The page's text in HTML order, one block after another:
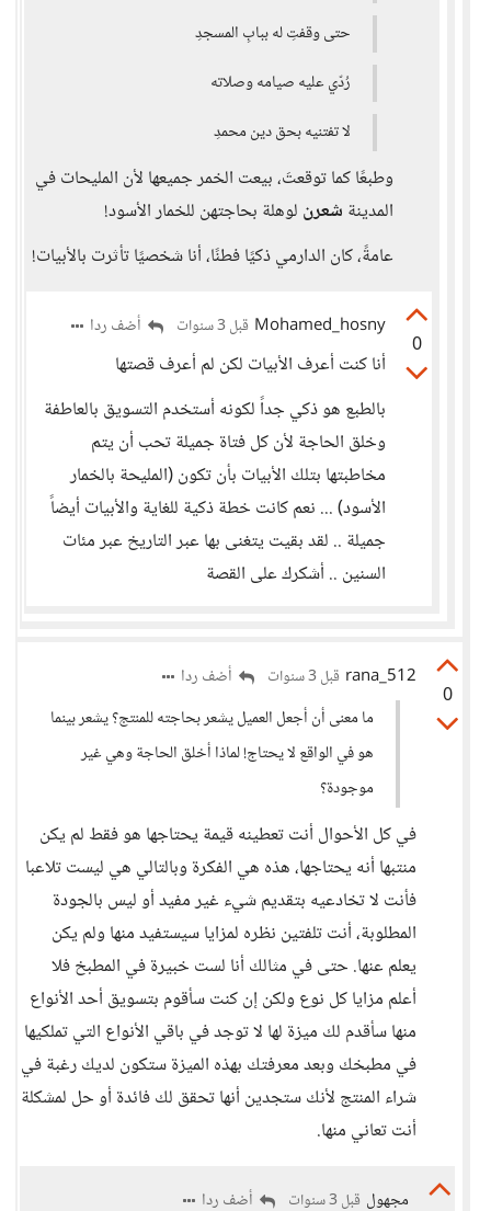
حتى وقفتِ له ببابِ المسجدِ
رُدّي عليه صيامه وصلاته
لا تفتنيه بحق دين محمدِ
وطبعًا كما توقعتَ، بيعت الخمر جميعها لأن المليحات في
المدينة شعرن لوهلة بحاجتهن للخمار الأسود!
عامةً، كان الدارمي ذكيًا فطنًا، أنا شخصيًا تأثرت بالأبيات!
0
Mohamed_hosny قبل 3 سنوات أضف ردا
أنا كنت أعرف الأبيات لكن لم أعرف قصتها
بالطبع هو ذكي جداً لكونه أستخدم التسويق بالعاطفة
وخلق الحاجة لأن كل فتاة جميلة تحب أن يتم
مخاطبتها بتلك الأبيات بأن تكون (المليحة بالخمار
الأسود) ... نعم كانت خطة ذكية للغاية والأبيات أيضاً
جميلة .. لقد بقيت يتغنى بها عبر التاريخ عبر مئات
السنين .. أشكرك على القصة
0
rana_512 قبل 3 سنوات
أضف ردا
ما معنى أن أجعل العميل يشعر بحاجته للمنتج؟ يشعر بينما
هو في الواقع لا يحتاج! لماذا أخلق الحاجة وهي غير
موجودة؟
في كل الأحوال أنت تعطينه قيمة يحتاجها هو فقط لم يكن
منتبها أنه يحتاجها، هذه هي الفكرة وبالتالي هي ليست تلاعبا
فأنت لا تخادعيه بتقديم شيء غير مفيد أو ليس بالجودة
المطلوبة، أنت تلفتين نظره لمزايا سيستفيد منها ولم يكن
يعلم عنها. حتى في مثالك أنا لست خبيرة في المطبخ فلا
أعلم مزايا كل نوع ولكن إن كنت سأقوم بتسويق أحد الأنواع
منها سأقدم لك ميزة لها لا توجد في باقي الأنواع التي تملكيها
في مطبخك وبعد معرفتك بهذه الميزة ستكون لديك رغبة في
شراء المنتج لأنك ستجدين أنها تحقق لك فائدة أو حل لمشكلة
أنت تعاني منها.
مجهول قبل 3 سنوات أضف ردا